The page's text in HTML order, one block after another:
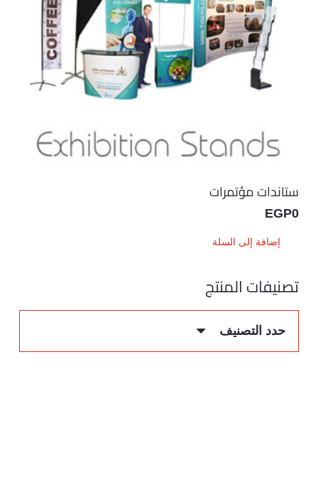
ستاندات مؤتمرات
EGP0
إضافة إلى السلة
تصنيفات المنتج
حدد التصنيف